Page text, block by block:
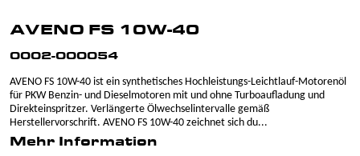
AVENO FS 10W-40
0002-000054
AVENO FS 10W-40 ist ein synthetisches Hochleistungs-Leichtlauf-Motorenöl
für PKW Benzin- und Dieselmotoren mit und ohne Turboaufladung und
Direkteinspritzer. Verlängerte Ölwechselintervalle gemäß
Herstellervorschrift. AVENO FS 10W-40 zeichnet sich du...
Mehr Information